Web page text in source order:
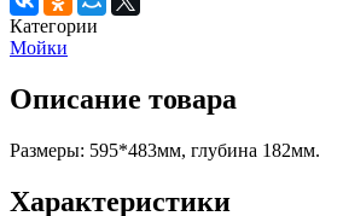
Категории
Мойки
Описание товара
Размеры: 595*483мм, глубина 182мм.
Характеристики